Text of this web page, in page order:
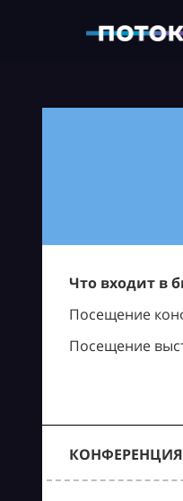
Что входит в
Посещение
Посещение